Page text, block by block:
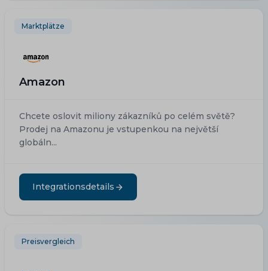
Marktplätze
Amazon
Chcete oslovit miliony zákazníků po celém světě?
Prodej na Amazonu je vstupenkou na největší
globáln...
Integrationsdetails
Preisvergleich